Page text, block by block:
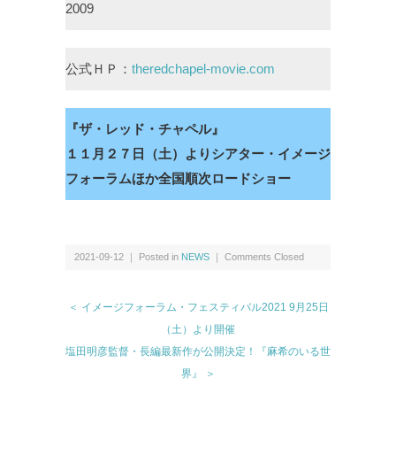
2009
公式ＨＰ： theredchapel-movie.com
『ザ・レッド・チャペル』
１１月２７日（土）よりシアター・イメージ
フォーラムほか全国順次ロードショー
2021-09-12 ｜ Posted in NEWS Comments Closed
＜ イメージフォーラム・フェスティバル2021 9月25日
（土）より開催
塩田明彦監督・長編最新作が公開決定！『麻希のいる世
界』 ＞